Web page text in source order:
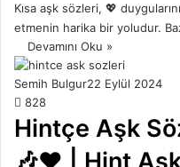
Kısa aşk sözleri, 💖
etmenin harika bir yoludur.
Devamını Oku »
Semih Bulgur22 Eylül 2024
828
Hintçe Aşk